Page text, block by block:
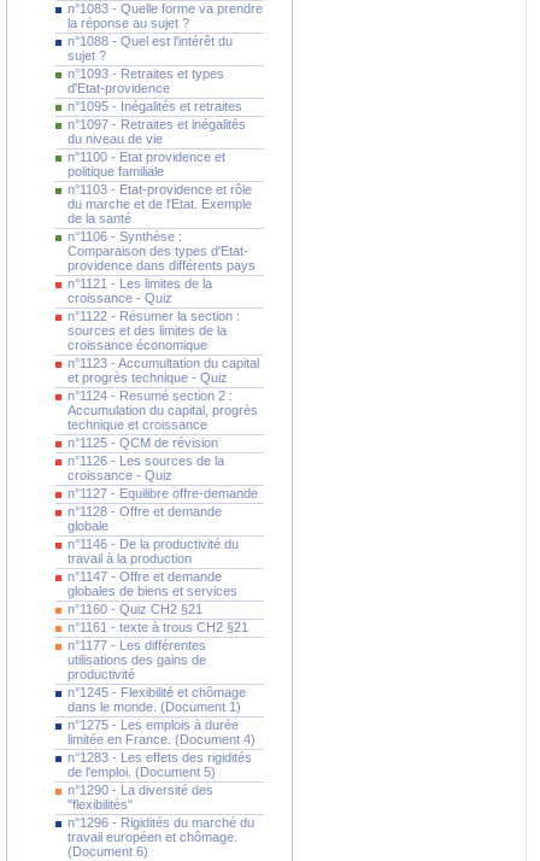
n°1083 - Quelle forme va prendre
la réponse au sujet ?
n°1088 - Quel est l'intérêt du
sujet ?
n°1093 - Retraites et types
d'Etat-providence
n°1095 - Inégalités et retraites
n°1097 - Retraites et inégalités
du niveau de vie
n°1100 - Etat providence et
politique familiale
n°1103 - Etat-providence et rôle
du marche et de l'Etat. Exemple
de la santé
n°1106 - Synthèse :
Comparaison des types d'Etat-
providence dans différents pays
n°1121 - Les limites de la
croissance - Quiz
n°1122 - Résumer la section :
sources et des limites de la
croissance économique
n°1123 - Accumultation du capital
et progrès technique - Quiz
n°1124 - Resumé section 2 :
Accumulation du capital, progrès
technique et croissance
n°1125 - QCM de révision
n°1126 - Les sources de la
croissance - Quiz
n°1127 - Equilibre offre-demande
n°1128 - Offre et demande
globale
n°1146 - De la productivité du
travail à la production
n°1147 - Offre et demande
globales de biens et services
n°1160 - Quiz CH2 §21
n°1161 - texte à trous CH2 §21
n°1177 - Les différentes
utilisations des gains de
productivité
n°1245 - Flexibilité et chômage
dans le monde. (Document 1)
n°1275 - Les emplois à durée
limitée en France. (Document 4)
n°1283 - Les effets des rigidités
de l'emploi. (Document 5)
n°1290 - La diversité des
"flexibilités"
n°1296 - Rigidités du marché du
travail européen et chômage.
(Document 6)